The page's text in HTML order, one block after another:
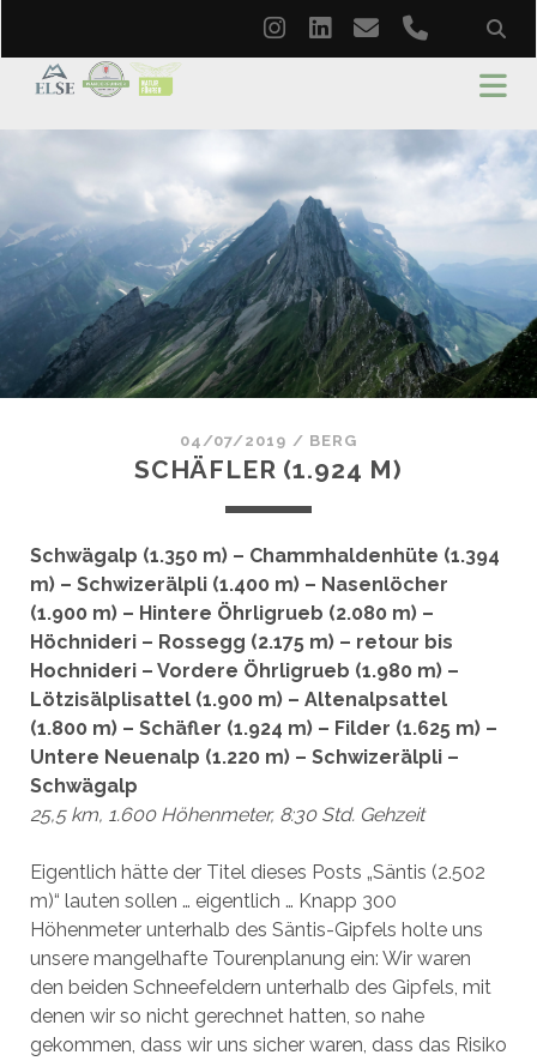
instagram
linkedin
emailphone
04/07/2019 / BERG
SCHÄFLER (1.924 M)
Schwägalp (1.350 m) – Chammhaldenhüte (1.394
m) – Schwizerälpli (1.400 m) – Nasenlöcher
(1.900 m) – Hintere Öhrligrueb (2.080 m) –
Höchnideri – Rossegg (2.175 m) – retour bis
Hochnideri – Vordere Öhrligrueb (1.980 m) –
Lötzisälplisattel (1.900 m) – Altenalpsattel
(1.800 m) – Schäfler (1.924 m) – Filder (1.625 m) –
Untere Neuenalp (1.220 m) – Schwizerälpli –
Schwägalp
25,5 km, 1.600 Höhenmeter, 8:30 Std. Gehzeit
Eigentlich hätte der Titel dieses Posts „Säntis (2.502
m)“ lauten sollen … eigentlich … Knapp 300
Höhenmeter unterhalb des Säntis-Gipfels holte uns
unsere mangelhafte Tourenplanung ein: Wir waren
den beiden Schneefeldern unterhalb des Gipfels, mit
denen wir so nicht gerechnet hatten, so nahe
gekommen, dass wir uns sicher waren, dass das Risiko